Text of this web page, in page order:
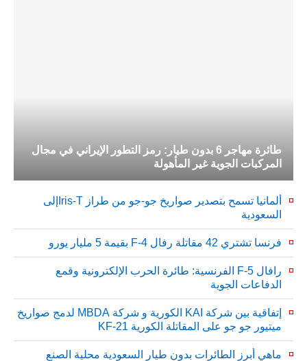
طائرة مهاجر 6 بدون طيار: رمز التطور الإيراني في مجال
المركبات الجوية غير المأهولة
ألمانيا تسمح بتصدير صواريخ جو-جو من طراز Iris-Tإلى
السعودية
فرنسا تشتري 42 مقاتلة رفال F-4 بقيمة 5 مليار يورو
رافال F-5 الفرنسية: طائرة الحرب الإلكترونية وقمع
الدفاعات الجوية
إتفاقية بين شركة KAI الكورية و شركة MBDA لدمج صواريخ
ميتيور جو جو على المقاتلة الكورية KF-21
ماهي أبرز الطائرات بدون طيار السعودية محلية الصنع